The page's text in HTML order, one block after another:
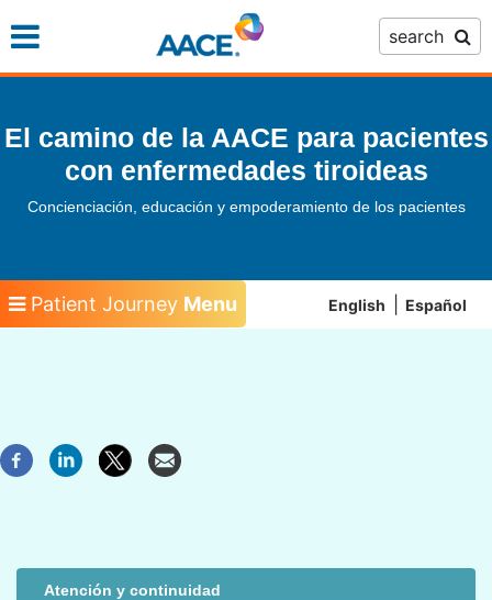
to
search
El camino de la AACE para pacientes
con enfermedades tiroideas
Concienciación, educación y empoderamiento de los pacientes
Patient Journey Menu English Español
Atención y continuidad